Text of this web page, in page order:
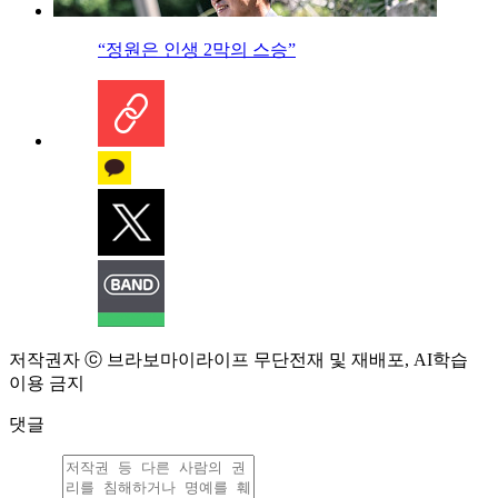
“정원은 인생 2막의 스승”
저작권자 ⓒ 브라보마이라이프 무단전재 및 재배포, AI학습
이용 금지
댓글